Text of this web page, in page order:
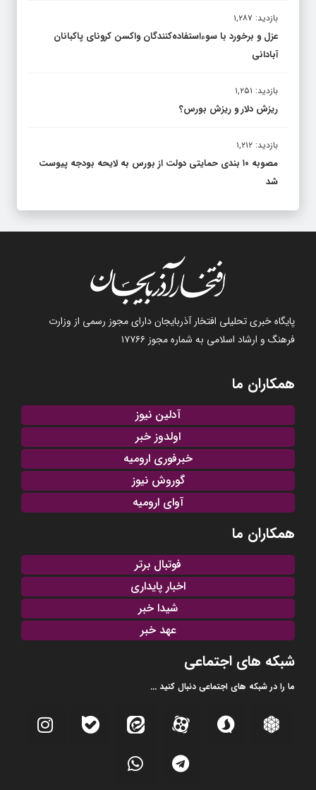
بازدید: ۱,۲۸۷
عزل و برخورد با سوءاستفاده‌کنندگان واکسن کرونای پاکبانان
آبادانی
بازدید: ۱,۲۵۱
ریزش دلار و ریزش بورس؟
بازدید: ۱,۲۱۲
مصوبه ۱۰ بندی حمایتی دولت از بورس به لایحه بودجه پیوست
شد
پایگاه خبری تحلیلی افتخار آذربایجان دارای مجوز رسمی از وزارت
فرهنگ و ارشاد اسلامی به شماره مجوز ۱۷۷۶۶
همکاران ما
آدلین نیوز
اولدوز خبر
خبرفوری ارومیه
گوروش نیوز
آوای ارومیه
همکاران ما
فوتبال برتر
اخبار پایداری
شیدا خبر
عهد خبر
شبکه های اجتماعی
ما را در شبکه های اجتماعی دنبال کنید ...